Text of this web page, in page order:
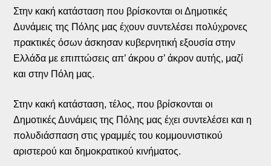
Στην κακή κατάσταση που βρίσκονται οι Δημοτικές
Δυνάμεις της Πόλης μας έχουν συντελέσει πολύχρονες
πρακτικές όσων άσκησαν κυβερνητική εξουσία στην
Ελλάδα με επιπτώσεις απ’ άκρου σ’ άκρον αυτής, μαζί
και στην Πόλη μας.
Στην κακή κατάσταση, τέλος, που βρίσκονται οι
Δημοτικές Δυνάμεις της Πόλης μας έχει συντελέσει και η
πολυδιάσπαση στις γραμμές του κομμουνιστικού
αριστερού και δημοκρατικού κινήματος.